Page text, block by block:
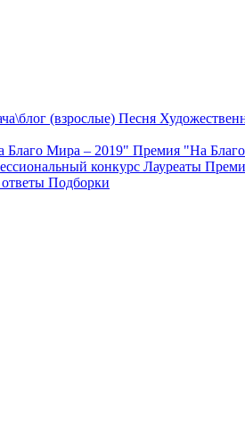
(взрослые) Песня
Благо Мира – 2019" Премия "На
конкурс Лауреаты
Подборки